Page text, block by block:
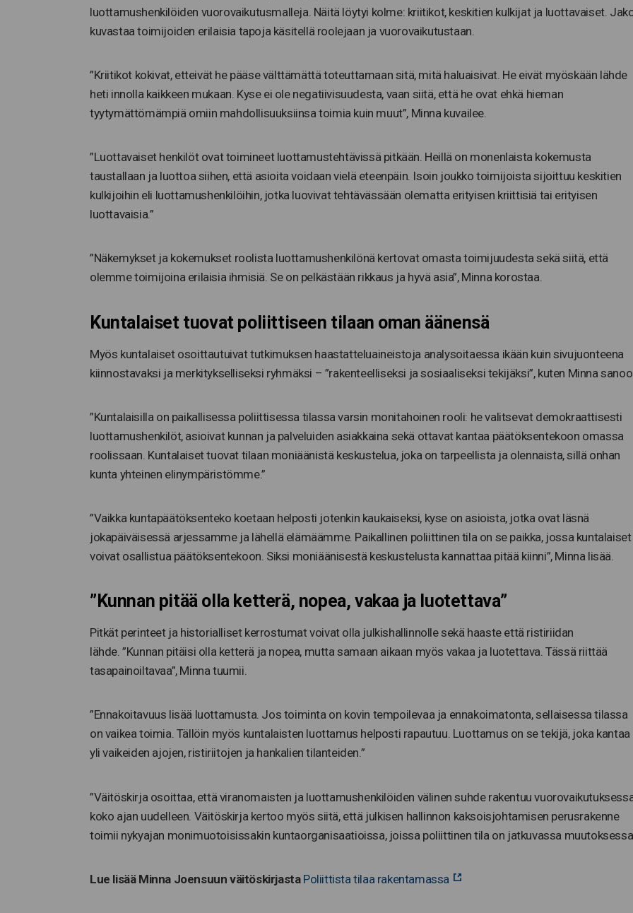
luottamushenkilöiden vuorovaikutusmalleja. Näitä löytyi kolme: kriitikot, keskitien kulkijat ja luottavaiset.
kuvastaa toimijoiden erilaisia tapoja käsitellä roolejaan ja vuorovaikutustaan.
”Kriitikot kokivat, etteivät he pääse välttämättä toteuttamaan sitä, mitä haluaisivat. He eivät myöskään lähde
heti innolla kaikkeen mukaan. Kyse ei ole negatiivisuudesta, vaan siitä, että he ovat ehkä hieman
tyytymättömämpiä omiin mahdollisuuksiinsa toimia kuin muut”, Minna kuvailee.
”Luottavaiset henkilöt ovat toimineet luottamustehtävissä pitkään. Heillä on monenlaista kokemusta
taustallaan ja luottoa siihen, että asioita voidaan vielä eteenpäin. Isoin joukko toimijoista sijoittuu keskitien
kulkijoihin eli luottamushenkilöihin, jotka luovivat tehtävässään olematta erityisen kriittisiä tai erityisen
luottavaisia.”
”Näkemykset ja kokemukset roolista luottamushenkilönä kertovat omasta toimijuudesta sekä siitä, että
olemme toimijoina erilaisia ihmisiä. Se on pelkästään rikkaus ja hyvä asia”, Minna korostaa.
Kuntalaiset tuovat poliittiseen tilaan oman äänensä
Myös kuntalaiset osoittautuivat tutkimuksen haastatteluaineistoja analysoitaessa ikään kuin sivujuonteena
kiinnostavaksi ja merkitykselliseksi ryhmäksi – ”rakenteelliseksi ja sosiaaliseksi tekijäksi”, kuten Minna
”Kuntalaisilla on paikallisessa poliittisessa tilassa varsin monitahoinen rooli: he valitsevat demokraattisesti
luottamushenkilöt, asioivat kunnan ja palveluiden asiakkaina sekä ottavat kantaa päätöksentekoon omassa
roolissaan. Kuntalaiset tuovat tilaan moniäänistä keskustelua, joka on tarpeellista ja olennaista, sillä onhan
kunta yhteinen elinympäristömme.”
”Vaikka kuntapäätöksenteko koetaan helposti jotenkin kaukaiseksi, kyse on asioista, jotka ovat läsnä
jokapäiväisessä arjessamme ja lähellä elämäämme. Paikallinen poliittinen tila on se paikka, jossa kuntalaiset
voivat osallistua päätöksentekoon. Siksi moniäänisestä keskustelusta kannattaa pitää kiinni”, Minna lisää.
”Kunnan pitää olla ketterä, nopea, vakaa ja luotettava”
Pitkät perinteet ja historialliset kerrostumat voivat olla julkishallinnolle sekä haaste että ristiriidan
lähde. ”Kunnan pitäisi olla ketterä ja nopea, mutta samaan aikaan myös vakaa ja luotettava. Tässä riittää
tasapainoiltavaa”, Minna tuumii.
”Ennakoitavuus lisää luottamusta. Jos toiminta on kovin tempoilevaa ja ennakoimatonta, sellaisessa tilassa
on vaikea toimia. Tällöin myös kuntalaisten luottamus helposti rapautuu. Luottamus on se tekijä, joka kantaa
yli vaikeiden ajojen, ristiriitojen ja hankalien tilanteiden.”
”Väitöskirja osoittaa, että viranomaisten ja luottamushenkilöiden välinen suhde rakentuu
koko ajan uudelleen. Väitöskirja kertoo myös siitä, että julkisen hallinnon kaksoisjohtamisen perusrakenne
toimii nykyajan monimuotoisissakin kuntaorganisaatioissa, joissa poliittinen tila on jatkuvassa
Lue lisää Minna Joensuun väitöskirjasta Poliittista tilaa rakentamassa